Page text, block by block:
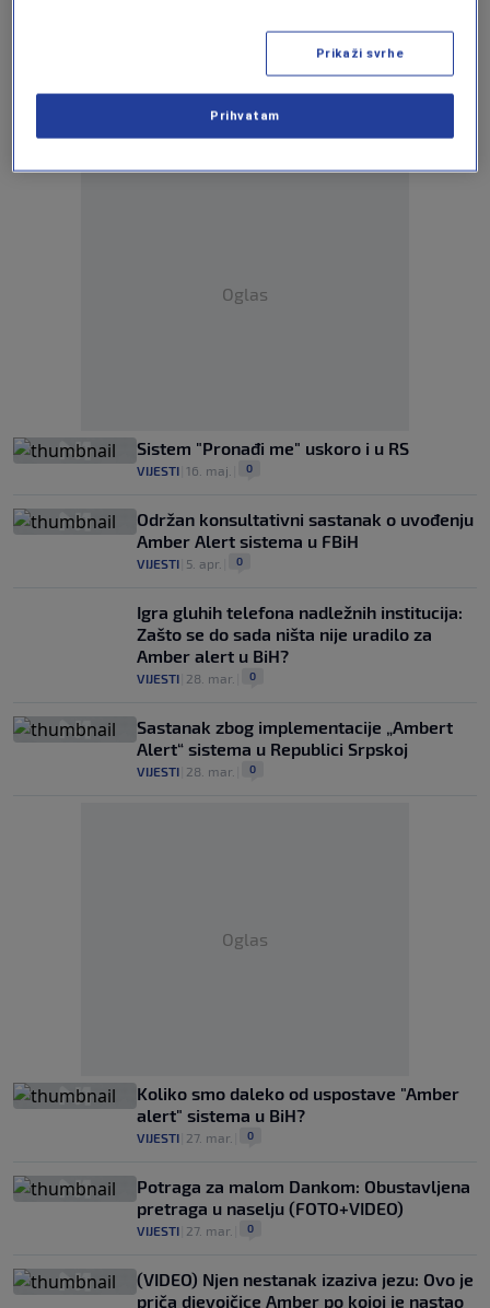
Mjere za zaštitu djece: Sistem "Pronađi
0
Oglas
Sistem "Pronađi me" uskoro i u RS
VIJESTI 16. maj. 0
Održan konsultativni sastanak o uvođenju
Amber Alert sistema u FBiH
VIJESTI 5. apr. 0
Igra gluhih telefona nadležnih institucija:
Zašto se do sada ništa nije uradilo za
Amber alert u BiH?
VIJESTI 28. mar. 0
Sastanak zbog implementacije „Ambert
Alert“ sistema u Republici Srpskoj
VIJESTI 28. mar. 0
Oglas
Koliko smo daleko od uspostave "Amber
alert" sistema u BiH?
VIJESTI 27. mar. 0
Potraga za malom Dankom: Obustavljena
pretraga u naselju (FOTO+VIDEO)
VIJESTI 27. mar. 0
(VIDEO) Njen nestanak izaziva jezu: Ovo je
priča djevojčice Amber po kojoj je nastao
Prikaži svrhe
Prihvatam